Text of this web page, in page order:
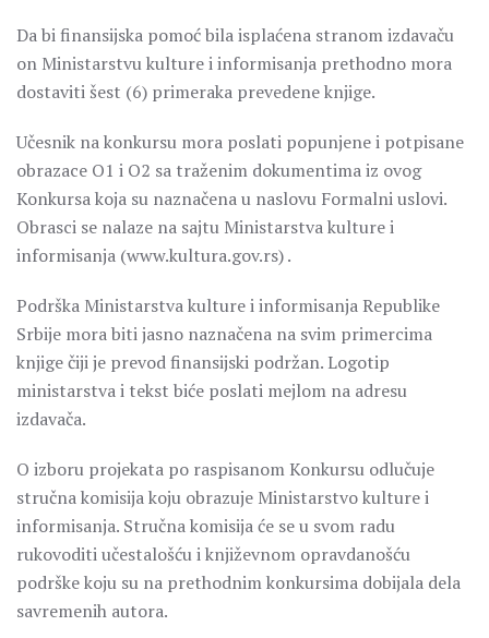
Da bi finansijska pomoć bila isplaćena stranom izdavaču
on Ministarstvu kulture i informisanja prethodno mora
dostaviti šest (6) primeraka prevedene knjige.
Učesnik na konkursu mora poslati popunjene i potpisane
obrazace O1 i O2 sa traženim dokumentima iz ovog
Konkursa koja su naznačena u naslovu Formalni uslovi.
Obrasci se nalaze na sajtu Ministarstva kulture i
informisanja (www.kultura.gov.rs) .
Podrška Ministarstva kulture i informisanja Republike
Srbije mora biti jasno naznačena na svim primercima
knjige čiji je prevod finansijski podržan. Logotip
ministarstva i tekst biće poslati mejlom na adresu
izdavača.
O izboru projekata po raspisanom Konkursu odlučuje
stručna komisija koju obrazuje Ministarstvo kulture i
informisanja. Stručna komisija će se u svom radu
rukovoditi učestalošću i književnom opravdanošću
podrške koju su na prethodnim konkursima dobijala dela
savremenih autora.